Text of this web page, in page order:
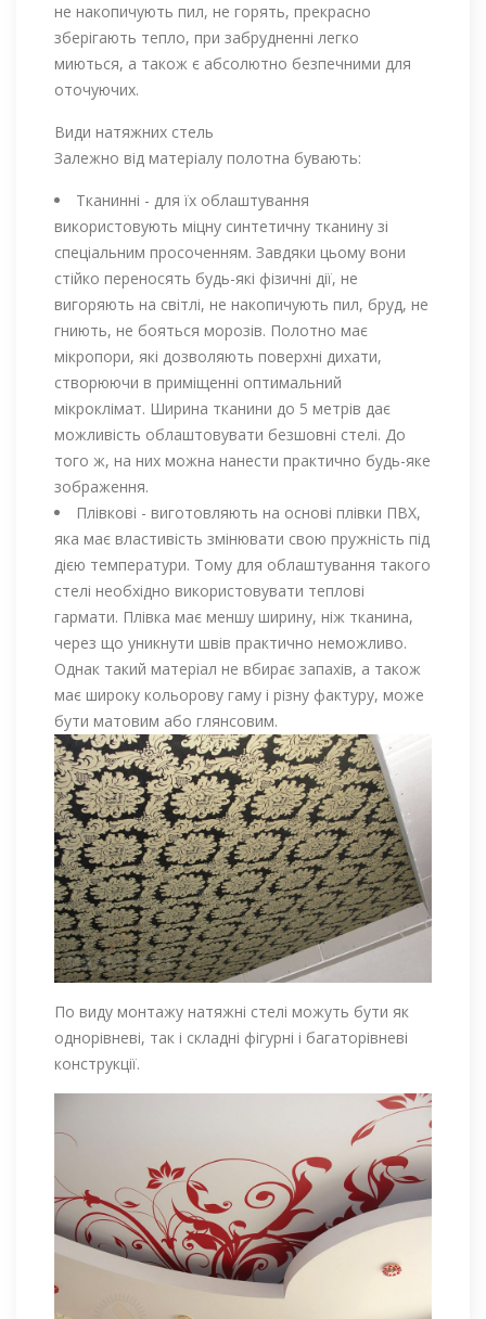
не накопичують пил, не горять, прекрасно
зберігають тепло, при забрудненні легко
миються, а також є абсолютно безпечними для
оточуючих.
Види натяжних стель
Залежно від матеріалу полотна бувають:
Тканинні - для їх облаштування
використовують міцну синтетичну тканину зі
спеціальним просоченням. Завдяки цьому вони
стійко переносять будь-які фізичні дії, не
вигоряють на світлі, не накопичують пил, бруд, не
гниють, не бояться морозів. Полотно має
мікропори, які дозволяють поверхні дихати,
створюючи в приміщенні оптимальний
мікроклімат. Ширина тканини до 5 метрів дає
можливість облаштовувати безшовні стелі. До
того ж, на них можна нанести практично будь-яке
зображення.
Плівкові - виготовляють на основі плівки ПВХ,
яка має властивість змінювати свою пружність під
дією температури. Тому для облаштування такого
стелі необхідно використовувати теплові
гармати. Плівка має меншу ширину, ніж тканина,
через що уникнути швів практично неможливо.
Однак такий матеріал не вбирає запахів, а також
має широку кольорову гаму і різну фактуру, може
бути матовим або глянсовим.
По виду монтажу натяжні стелі можуть бути як
однорівневі, так і складні фігурні і багаторівневі
конструкції.